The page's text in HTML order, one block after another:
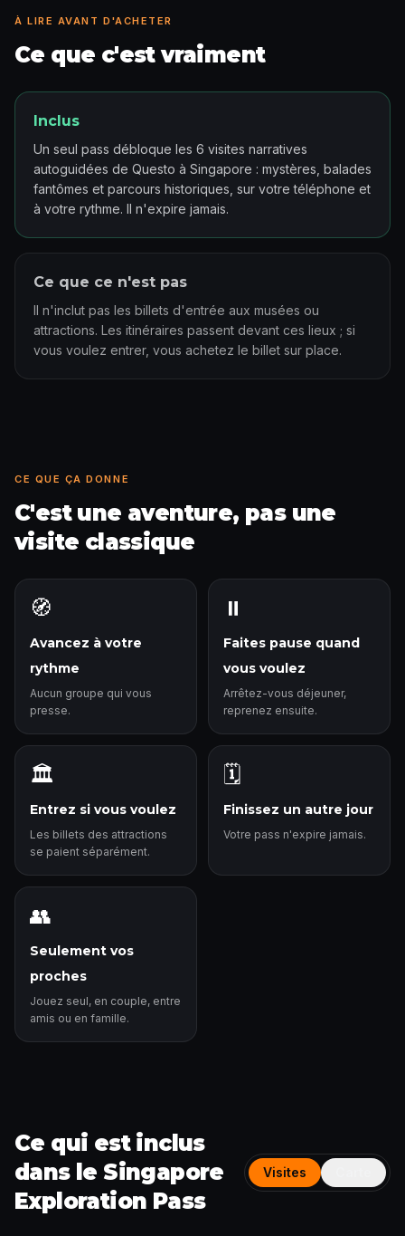
À LIRE AVANT D'ACHETER
Ce que c'est vraiment
Inclus
Un seul pass débloque les 6 visites narratives
autoguidées de Questo à Singapore : mystères, balades
fantômes et parcours historiques, sur votre téléphone et
à votre rythme. Il n'expire jamais.
Ce que ce n'est pas
Il n'inclut pas les billets d'entrée aux musées ou
attractions. Les itinéraires passent devant ces lieux ; si
vous voulez entrer, vous achetez le billet sur place.
CE QUE ÇA DONNE
C'est une aventure, pas une
visite classique
🧭
Avancez à votre
rythme
Aucun groupe qui vous
presse.
⏸️
Faites pause quand
vous voulez
Arrêtez-vous déjeuner,
reprenez ensuite.
🏛️
Entrez si vous voulez
Les billets des attractions
se paient séparément.
🗓️
Finissez un autre jour
Votre pass n'expire jamais.
👥
Seulement vos
proches
Jouez seul, en couple, entre
amis ou en famille.
Ce qui est inclus
dans le Singapore
Exploration Pass
Visites